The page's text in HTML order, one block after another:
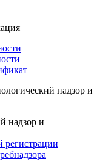
надзор и
надзор и
регистрации